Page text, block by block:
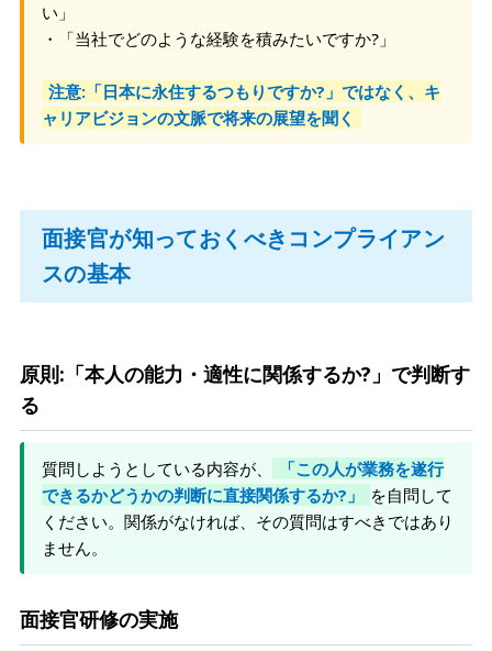
い」
・「当社でどのような経験を積みたいですか?」
注意:「日本に永住するつもりですか?」ではなく、キ
ャリアビジョンの文脈で将来の展望を聞く
面接官が知っておくべきコンプライアン
スの基本
原則:「本人の能力・適性に関係するか?」で判断す
る
質問しようとしている内容が、
「この人が業務を遂行
できるかどうかの判断に直接関係するか?」
を自問して
ください。関係がなければ、その質問はすべきではあり
ません。
面接官研修の実施